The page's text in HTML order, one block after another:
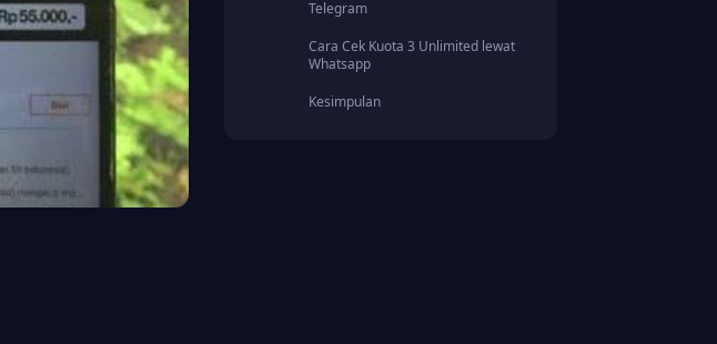
Telegram
Cara Cek Kuota 3 Unlimited lewat
Whatsapp
Kesimpulan